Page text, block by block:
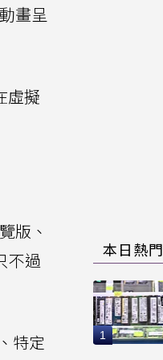
畫呈
虛擬
版、
不過
特定
本日熱門